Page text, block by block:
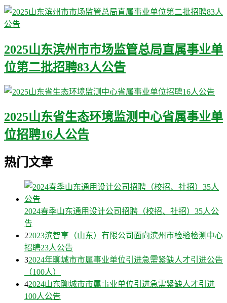
2025山东滨州市市场监管总局直属事业单
位第二批招聘83人公告
2025山东省生态环境监测中心省属事业单
位招聘16人公告
热门文章
2024春季山东通用设计公司招聘（校招、社招）35人公
告
22023滨智享（山东）有限公司面向滨州市检验检测中心
招聘23人公告
32024年聊城市市属事业单位引进急需紧缺人才引进公告
（100人）
42024山东聊城市市属事业单位引进急需紧缺人才引进
100人公告